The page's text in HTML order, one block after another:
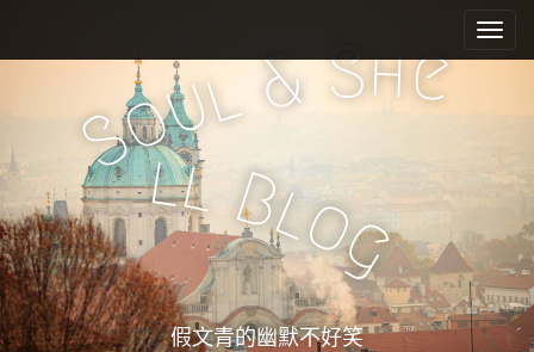
e
n
u
i
c
n
t
e
n
t
S
oul&She
ll Blog
假文青的幽默不好笑